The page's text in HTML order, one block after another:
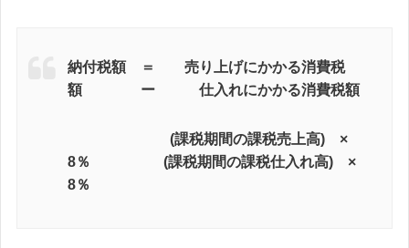
納付税額 ＝ 売り上げにかかる消費税
額 ー 仕入れにかかる消費税額
(課税期間の課税売上高) ×
8％ (課税期間の課税仕入れ高) ×
8％